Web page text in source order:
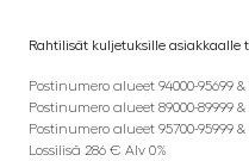
Rahtilisät kuljetuksille asiakkaalle
Postinumero alueet 94000-95699 &
Postinumero alueet 89000-89999 &
Postinumero alueet 95700-95999 &
Lossilisä 286 € Alv 0%